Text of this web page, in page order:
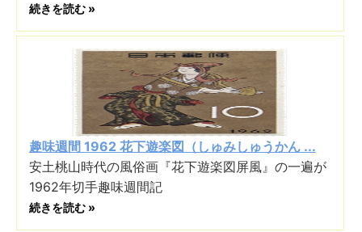
続きを読む »
趣味週間 1962 花下遊楽図（しゅみしゅうかん ...
安土桃山時代の風俗画『花下遊楽図屏風』の一遍が
1962年切手趣味週間記
続きを読む »